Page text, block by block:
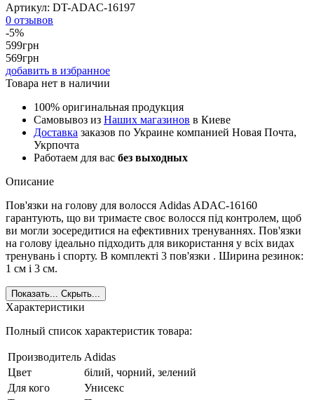
Артикул: DT-ADAC-16197
0 отзывов
-5%
599грн
569грн
добавить в избранное
Товара нет в наличии
100% оригинальная продукция
Самовывоз из Наших магазинов в Киеве
Доставка заказов по Украине компанией Новая Почта,
Укрпочта
Работаем для вас без выходных
Описание
Пов'язки на голову для волосся Adidas ADAC-16160
гарантують, що ви тримаєте своє волосся під контролем, щоб
ви могли зосередитися на ефективних тренуваннях. Пов'язки
на голову ідеально підходить для використання у всіх видах
тренувань і спорту. В комплекті 3 пов'язки . Ширина резинок:
1 см і 3 см.
Показать... Скрыть...
Характеристики
Полный список характеристик товара:
Производитель Adidas
Цвет
білий, чорний, зелений
Для кого
Унисекс